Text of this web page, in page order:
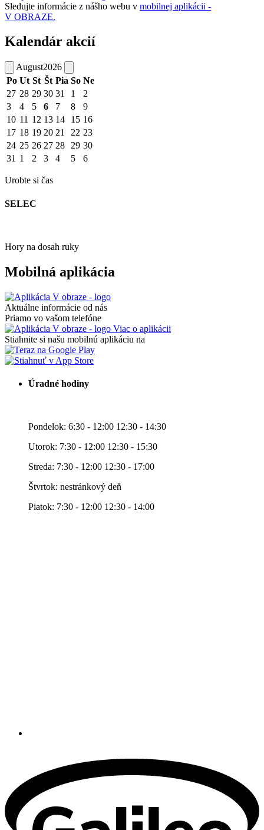
Sledujte informácie z nášho webu v mobilnej aplikácii -
V OBRAZE.
Kalendár akcií
August2026
Po Ut St Št Pia So Ne
27 28 29 30 31 1
2
3
4 5 6 7 8
9
10 11 12 13 14 15 16
17 18 19 20 21 22 23
24 25 26 27 28 29 30
31 1 2 3 4 5 6
Urobte si čas
SELEC
Hory na dosah ruky
Mobilná aplikácia
Aktuálne informácie od nás
Priamo vo vašom telefóne
Viac o aplikácii
Stiahnite si našu mobilnú aplikáciu na
Úradné hodiny
Pondelok: 6:30 - 12:00 12:30 - 14:30
Utorok: 7:30 - 12:00 12:30 - 15:30
Streda: 7:30 - 12:00 12:30 - 17:00
Štvrtok: nestránkový deň
Piatok: 7:30 - 12:00 12:30 - 14:00